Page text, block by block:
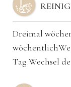
Dreimal
Tag Wechsel